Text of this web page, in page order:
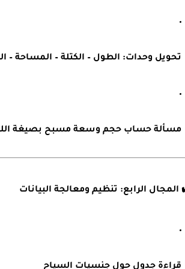
تحويل وحدات: الطول – الكتلة – المساحة –
مسألة حساب حجم وسعة مسبح بصيغة
المجال الرابع: تنظيم ومعالجة البيانات
قراءة جدول حول جنسيات السياح